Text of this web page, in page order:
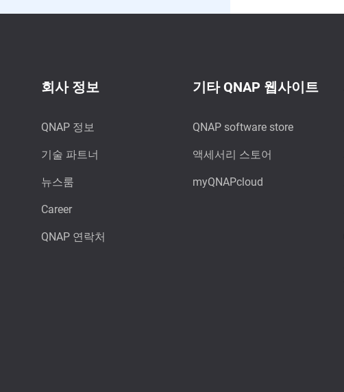
회사 정보
QNAP 정보
기술 파트너
뉴스룸
Career
QNAP 연락처
기타 QNAP 웹사이트
QNAP software store
액세서리 스토어
myQNAPcloud